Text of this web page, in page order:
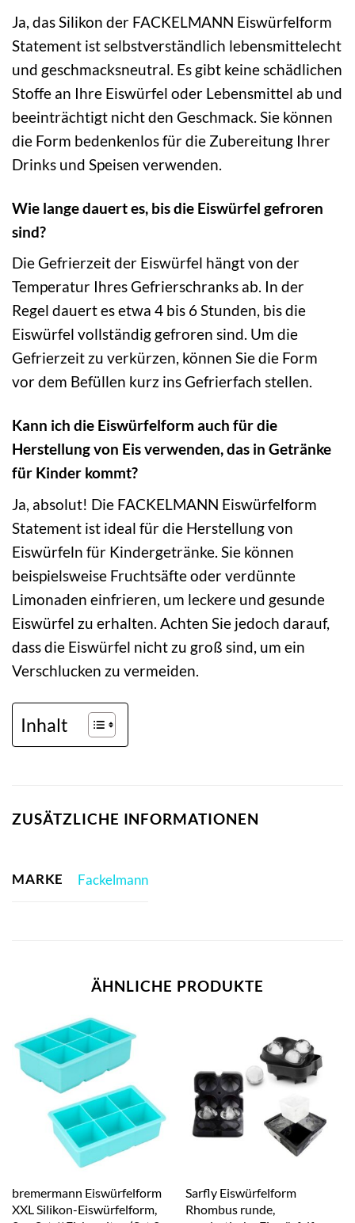
Ja, das Silikon der FACKELMANN Eiswürfelform
Statement ist selbstverständlich lebensmittelecht
und geschmacksneutral. Es gibt keine schädlichen
Stoffe an Ihre Eiswürfel oder Lebensmittel ab und
beeinträchtigt nicht den Geschmack. Sie können
die Form bedenkenlos für die Zubereitung Ihrer
Drinks und Speisen verwenden.
Wie lange dauert es, bis die Eiswürfel gefroren
sind?
Die Gefrierzeit der Eiswürfel hängt von der
Temperatur Ihres Gefrierschranks ab. In der
Regel dauert es etwa 4 bis 6 Stunden, bis die
Eiswürfel vollständig gefroren sind. Um die
Gefrierzeit zu verkürzen, können Sie die Form
vor dem Befüllen kurz ins Gefrierfach stellen.
Kann ich die Eiswürfelform auch für die
Herstellung von Eis verwenden, das in Getränke
für Kinder kommt?
Ja, absolut! Die FACKELMANN Eiswürfelform
Statement ist ideal für die Herstellung von
Eiswürfeln für Kindergetränke. Sie können
beispielsweise Fruchtsäfte oder verdünnte
Limonaden einfrieren, um leckere und gesunde
Eiswürfel zu erhalten. Achten Sie jedoch darauf,
dass die Eiswürfel nicht zu groß sind, um ein
Verschlucken zu vermeiden.
Inhalt
ZUSÄTZLICHE INFORMATIONEN
MARKE Fackelmann
ÄHNLICHE PRODUKTE
bremermann Eiswürfelform
XXL Silikon-Eiswürfelform,
Sarfly Eiswürfelform
Rhombus runde,